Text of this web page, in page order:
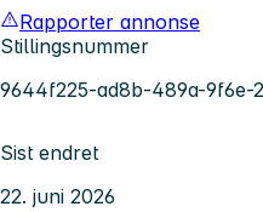
Rapporter annonse
Stillingsnummer
9644f225-ad8b-489a-9f6e-
Sist endret
22. juni 2026